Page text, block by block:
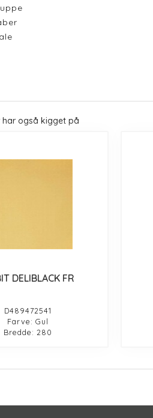
har også kigget på
DELIBLACK FR
D489472541
Farve: Gul
Bredde: 280